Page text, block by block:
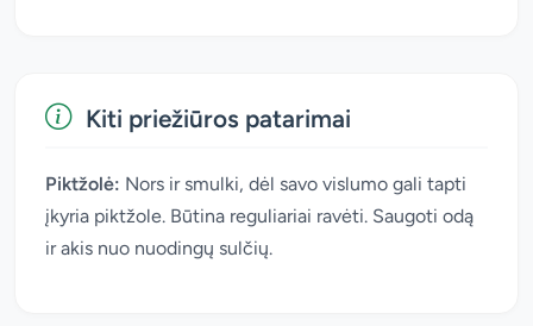
Kiti priežiūros patarimai
Piktžolė: Nors ir smulki, dėl savo vislumo gali tapti
įkyria piktžole. Būtina reguliariai ravėti. Saugoti odą
ir akis nuo nuodingų sulčių.